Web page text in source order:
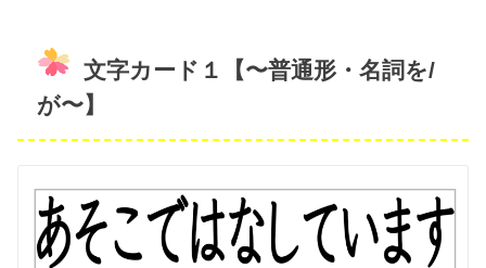
文字カード１【〜普通形・名詞を/
が〜】